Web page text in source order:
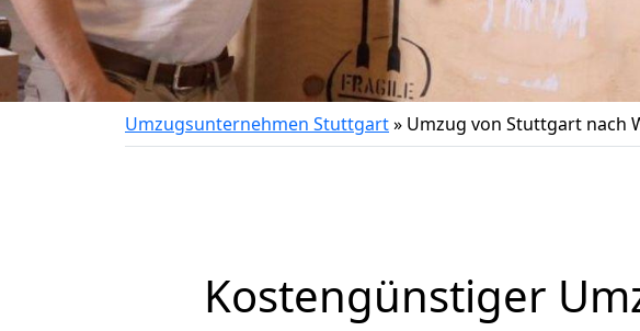
Umzugsunternehmen Stuttgart» Umzug von Stuttgart nach
Kostengünstiger